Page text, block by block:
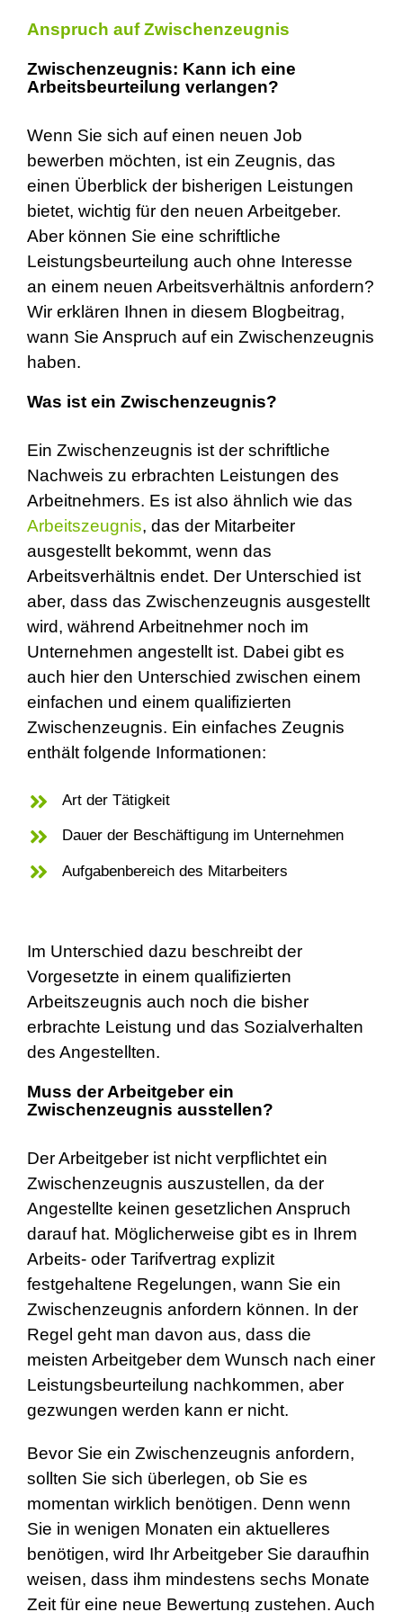
Anspruch auf Zwischenzeugnis
Zwischenzeugnis: Kann ich eine
Arbeitsbeurteilung verlangen?
Wenn Sie sich auf einen neuen Job
bewerben möchten, ist ein Zeugnis, das
einen Überblick der bisherigen Leistungen
bietet, wichtig für den neuen Arbeitgeber.
Aber können Sie eine schriftliche
Leistungsbeurteilung auch ohne Interesse
an einem neuen Arbeitsverhältnis anfordern?
Wir erklären Ihnen in diesem Blogbeitrag,
wann Sie Anspruch auf ein Zwischenzeugnis
haben.
Was ist ein Zwischenzeugnis?
Ein Zwischenzeugnis ist der schriftliche
Nachweis zu erbrachten Leistungen des
Arbeitnehmers. Es ist also ähnlich wie das
Arbeitszeugnis, das der Mitarbeiter
ausgestellt bekommt, wenn das
Arbeitsverhältnis endet. Der Unterschied ist
aber, dass das Zwischenzeugnis ausgestellt
wird, während Arbeitnehmer noch im
Unternehmen angestellt ist. Dabei gibt es
auch hier den Unterschied zwischen einem
einfachen und einem qualifizierten
Zwischenzeugnis. Ein einfaches Zeugnis
enthält folgende Informationen:
Art der Tätigkeit
Dauer der Beschäftigung im Unternehmen
Aufgabenbereich des Mitarbeiters
Im Unterschied dazu beschreibt der
Vorgesetzte in einem qualifizierten
Arbeitszeugnis auch noch die bisher
erbrachte Leistung und das Sozialverhalten
des Angestellten.
Muss der Arbeitgeber ein
Zwischenzeugnis ausstellen?
Der Arbeitgeber ist nicht verpflichtet ein
Zwischenzeugnis auszustellen, da der
Angestellte keinen gesetzlichen Anspruch
darauf hat. Möglicherweise gibt es in Ihrem
Arbeits- oder Tarifvertrag explizit
festgehaltene Regelungen, wann Sie ein
Zwischenzeugnis anfordern können. In der
Regel geht man davon aus, dass die
meisten Arbeitgeber dem Wunsch nach einer
Leistungsbeurteilung nachkommen, aber
gezwungen werden kann er nicht.
Bevor Sie ein Zwischenzeugnis anfordern,
sollten Sie sich überlegen, ob Sie es
momentan wirklich benötigen. Denn wenn
Sie in wenigen Monaten ein aktuelleres
benötigen, wird Ihr Arbeitgeber Sie daraufhin
weisen, dass ihm mindestens sechs Monate
Zeit für eine neue Bewertung zustehen. Auch